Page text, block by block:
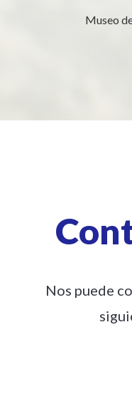
Museo
Nos puede